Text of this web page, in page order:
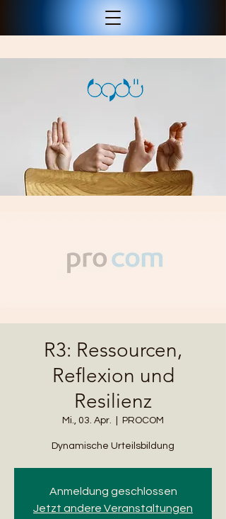
R3: Ressourcen,
Reflexion und
Resilienz
Mi., 03. Apr. PROCOM
Anmeldung geschlossen
Jetzt andere Veranstaltungen